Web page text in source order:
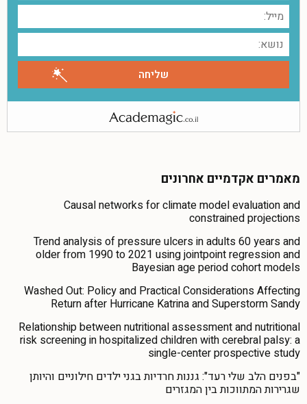
מאמרים אקדמיים אחרונים
Causal networks for climate model evaluation and
constrained projections
Trend analysis of pressure ulcers in adults 60 years and
older from 1990 to 2021 using jointpoint regression and
Bayesian age period cohort models
Washed Out: Policy and Practical Considerations Affecting
Return after Hurricane Katrina and Superstorm Sandy
Relationship between nutritional assessment and nutritional
risk screening in hospitalized children with cerebral palsy: a
single-center prospective study
"בפנים הלב שלי רעד": גננות חרדיות בגני ילדים חילוניים והיותן
שגרירות המתווכות בין המגזרים